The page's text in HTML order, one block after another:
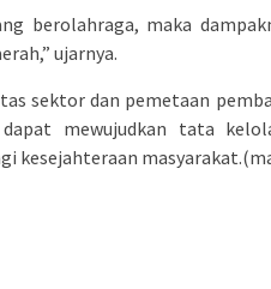
berolahraga, maka
ujarnya.
sektor dan pemetaan
mewujudkan tata
kesejahteraan